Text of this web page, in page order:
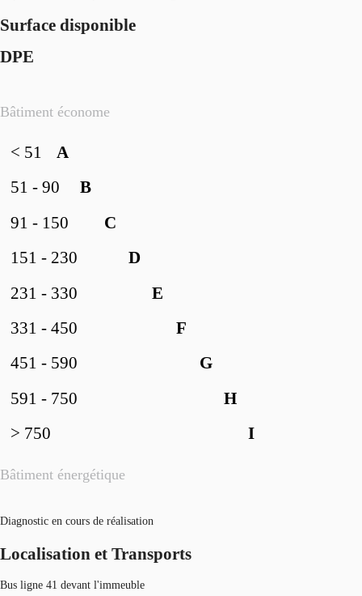
Surface disponible
DPE
Bâtiment économe
Bâtiment énergétique
A
< 51
B
51 - 90
C
91 - 150
D
151 - 230
E
231 - 330
F
331 - 450
G
451 - 590
H
591 - 750
I
> 750
Diagnostic en cours de réalisation
Localisation et Transports
Bus ligne 41 devant l'immeuble